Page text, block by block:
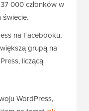
000 członków w
świecie.
na Facebooku,
grupą na
liczącą
WordPress,